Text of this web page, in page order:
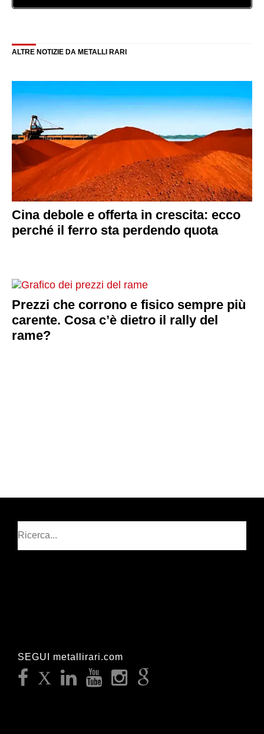
ALTRE NOTIZIE DA METALLI RARI
Cina debole e offerta in crescita: ecco
perché il ferro sta perdendo quota
Prezzi che corrono e fisico sempre più
carente. Cosa c’è dietro il rally del
rame?
SEGUI metallirari.com